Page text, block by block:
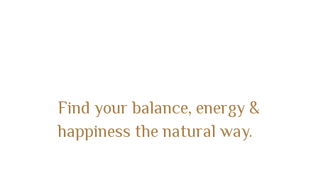
Find your balance, energy &
happiness the natural way.